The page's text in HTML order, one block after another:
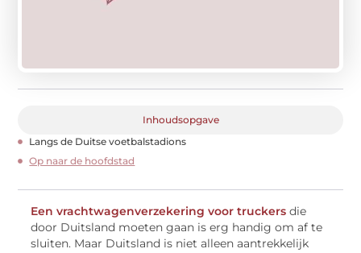
Inhoudsopgave
Langs de Duitse voetbalstadions
Op naar de hoofdstad
Een vrachtwagenverzekering voor truckers die
door Duitsland moeten gaan is erg handig om af te
sluiten. Maar Duitsland is niet alleen aantrekkelijk